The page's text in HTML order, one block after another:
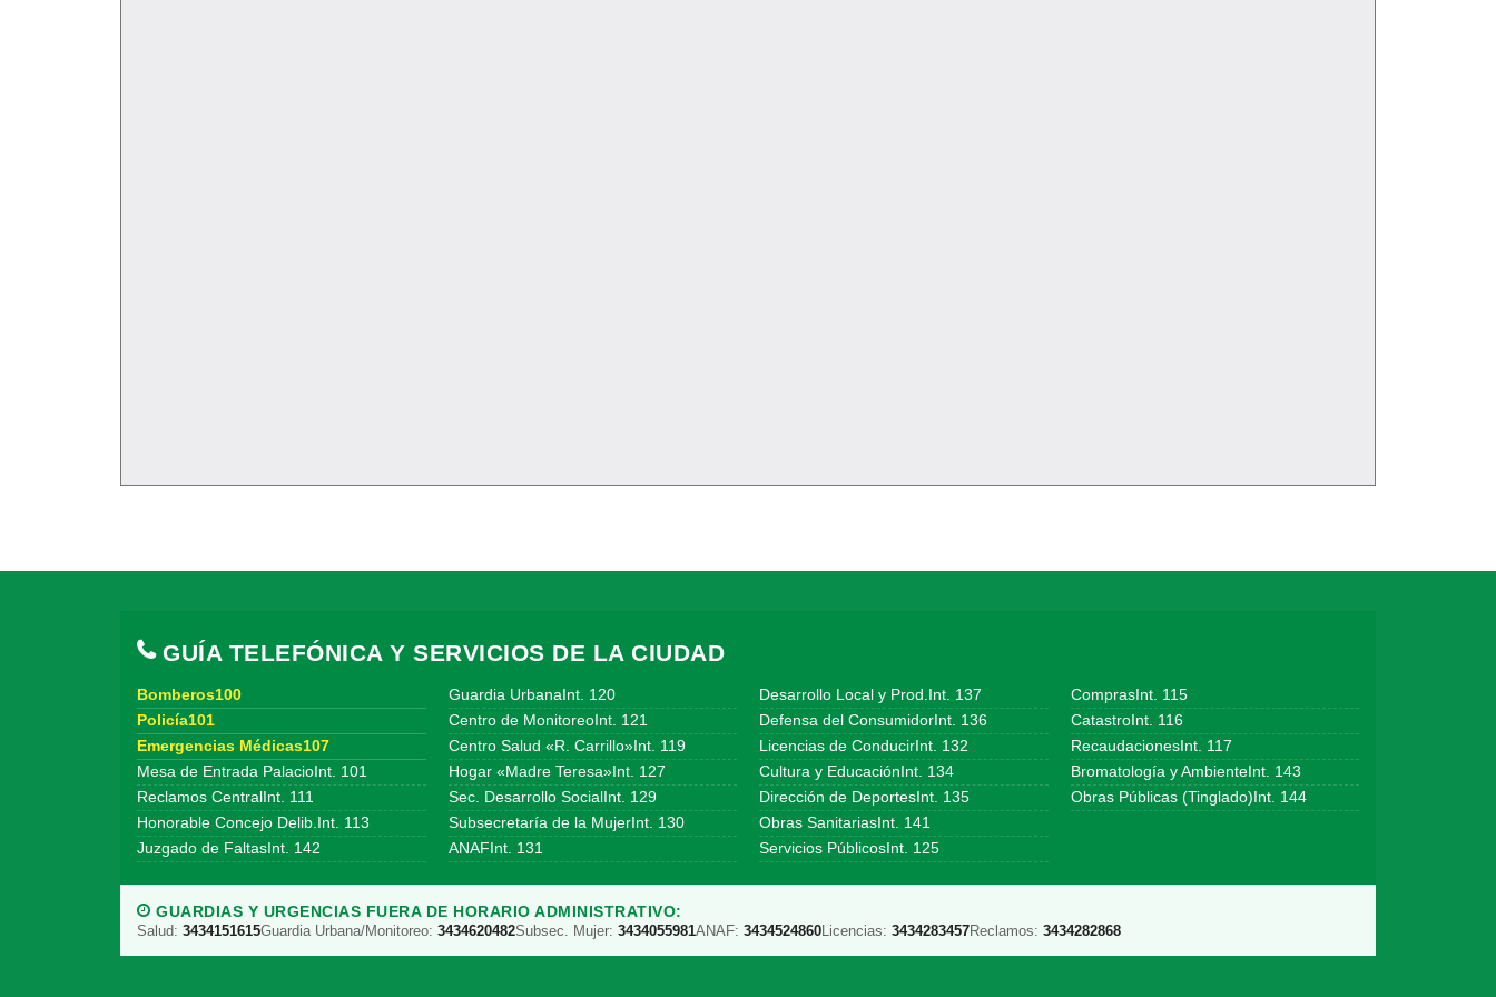
GUÍA TELEFÓNICA Y SERVICIOS DE LA CIUDAD
Bomberos100
Policía101
Emergencias Médicas107
Mesa de Entrada PalacioInt. 101
Reclamos CentralInt. 111
Honorable Concejo Delib.Int. 113
Juzgado de FaltasInt. 142
Guardia UrbanaInt. 120
Centro de MonitoreoInt. 121
Centro Salud «R. Carrillo»Int. 119
Hogar «Madre Teresa»Int. 127
Sec. Desarrollo SocialInt. 129
Subsecretaría de la MujerInt. 130
ANAFInt. 131
Desarrollo Local y Prod.Int. 137
Defensa del ConsumidorInt. 136
Licencias de ConducirInt. 132
Cultura y EducaciónInt. 134
Dirección de DeportesInt. 135
Obras SanitariasInt. 141
Servicios PúblicosInt. 125
ComprasInt. 115
CatastroInt. 116
RecaudacionesInt. 117
Bromatología y AmbienteInt. 143
Obras Públicas (Tinglado)Int. 144
GUARDIAS Y URGENCIAS FUERA DE HORARIO ADMINISTRATIVO:
Salud: 3434151615Guardia Urbana/Monitoreo: 3434620482Subsec. Mujer: 3434055981ANAF: 3434524860Licencias: 3434283457Reclamos: 3434282868